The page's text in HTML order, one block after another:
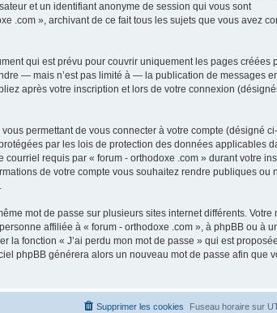
et un identifiant anonyme de session qui vous sont
.com », archivant de ce fait tous les sujets que vous avez
qui est prévu pour couvrir uniquement les pages créées
— mais n’est pas limité à — la publication de messages
après votre inscription et lors de votre connexion
permettant de vous connecter à votre compte (désigné
par les lois de protection des données applicables
requis par « forum - orthodoxe .com » durant votre
de votre compte vous souhaitez rendre publiques ou
mot de passe sur plusieurs sites internet différents. Votre
affiliée à « forum - orthodoxe .com », à phpBB ou à
la fonction « J’ai perdu mon mot de passe » qui est
phpBB générera alors un nouveau mot de passe afin que
Fuseau horaire sur
Supprimer les cookies